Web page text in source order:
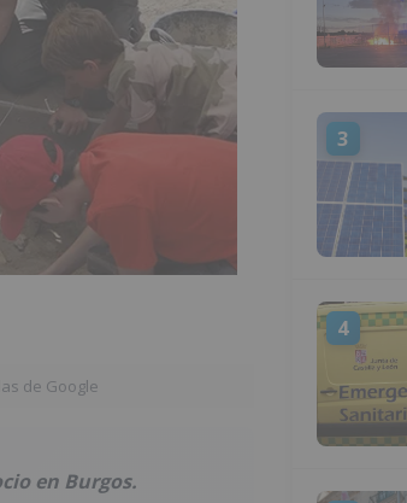
de Google
en Burgos.
3
4